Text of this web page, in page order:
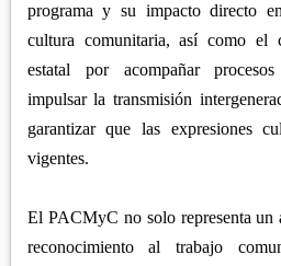
programa y su impacto directo
cultura comunitaria, así como el
estatal por acompañar
impulsar la transmisión
garantizar que las expresiones
vigentes.
El PACMyC no solo representa un
reconocimiento al trabajo